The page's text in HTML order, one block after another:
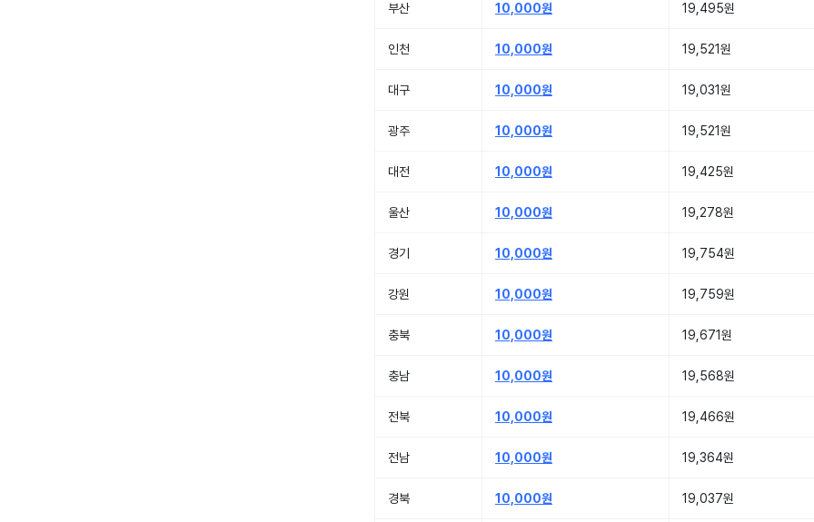
부산 10,000원 19,495원
인천 10,000원 19,521원
대구 10,000원 19,031원
광주 10,000원 19,521원
대전 10,000원 19,425원
울산 10,000원 19,278원
경기 10,000원 19,754원
강원 10,000원 19,759원
충북 10,000원 19,671원
충남 10,000원 19,568원
전북 10,000원 19,466원
전남 10,000원 19,364원
경북 10,000원 19,037원